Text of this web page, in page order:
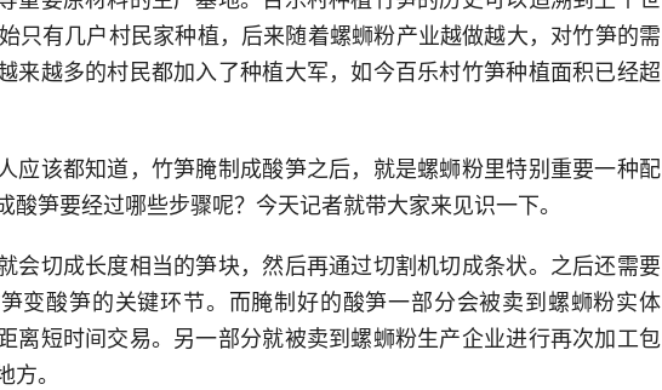
只有几户村民家种植，后来随着螺蛳粉产业越做越大，对竹笋的需
来越多的村民都加入了种植大军，如今百乐村竹笋种植面积已经超
应该都知道，竹笋腌制成酸笋之后，就是螺蛳粉里特别重要一种配
酸笋要经过哪些步骤呢？今天记者就带大家来见识一下。
会切成长度相当的笋块，然后再通过切割机切成条状。之后还需要
变酸笋的关键环节。而腌制好的酸笋一部分会被卖到螺蛳粉实体
离短时间交易。另一部分就被卖到螺蛳粉生产企业进行再次加工包
。